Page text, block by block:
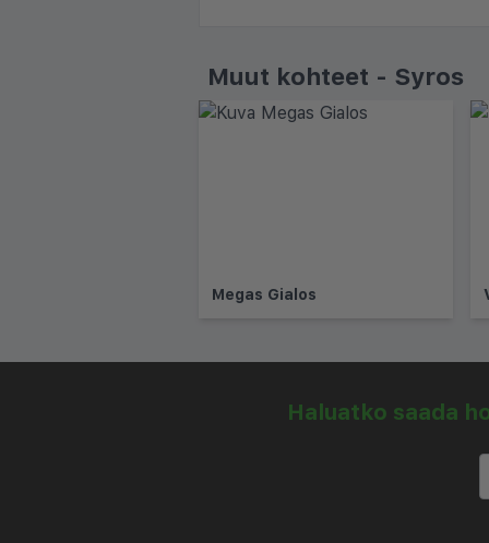
Muut kohteet - Syros
Megas Gialos
Haluatko saada